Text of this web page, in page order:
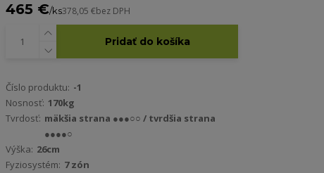
465 €/ks378,05 €bez DPH
Pridať do košíka
Číslo produktu: -1
Nosnosť: 170kg
Tvrdosť: mäkšia strana ●●●○○ / tvrdšia strana
●●●●○
Výška: 26cm
Fyziosystém: 7 zón